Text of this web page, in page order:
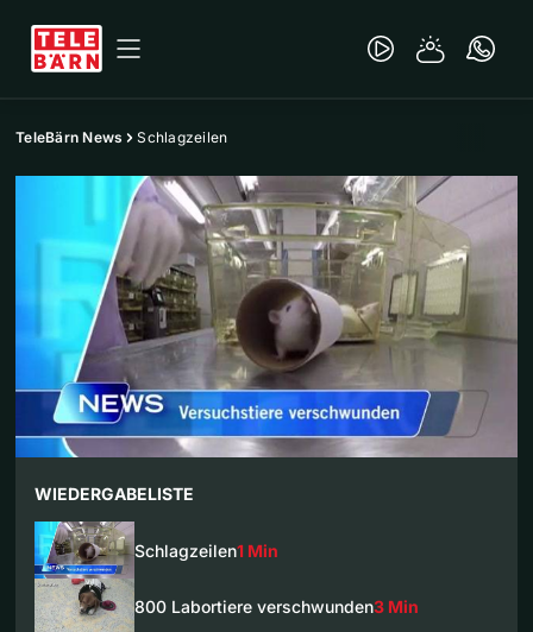
TeleBärn News Schlagzeilen
WIEDERGABELISTE
Schlagzeilen1 Min
800 Labortiere verschwunden3 Min